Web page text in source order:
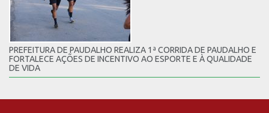
PREFEITURA DE PAUDALHO REALIZA 1ª CORRIDA DE PAUDALHO E
FORTALECE AÇÕES DE INCENTIVO AO ESPORTE E À QUALIDADE
DE VIDA